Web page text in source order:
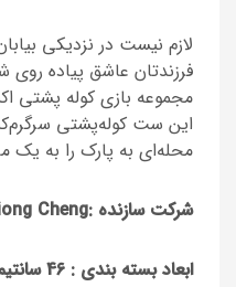
لازم نیست در نزدیکی
فرزندتان عاشق پیاده روی
مجموعه بازی کوله پشتی
این ست کوله‌پشتی
محله‌ای به پارک را به یک
شرکت سازنده :Cheng
ابعاد بسته بندی : 46 سانتیمتر عرض و 57 سانتیمتر طول